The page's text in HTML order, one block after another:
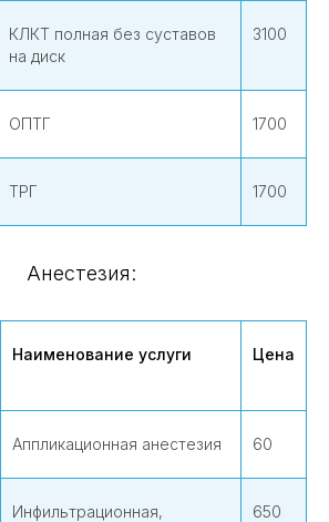
КЛКТ полная без суставов
на диск
3100
ОПТГ 1700
ТРГ 1700
Анестезия:
Наименование услуги Цена
Аппликационная анестезия 60
Инфильтрационная,
650